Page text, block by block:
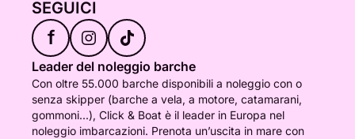
SEGUICI
f
Leader del noleggio barche
Con oltre 55.000 barche disponibili a noleggio con o
senza skipper (barche a vela, a motore, catamarani,
gommoni...), Click & Boat è il leader in Europa nel
noleggio imbarcazioni. Prenota un’uscita in mare con